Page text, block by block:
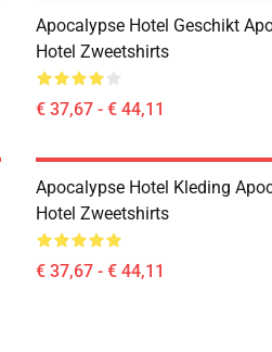
Apocalypse Hotel Geschikt
Hotel Zweetshirts
€ 37,67 - € 44,11
Apocalypse Hotel Kleding
Hotel Zweetshirts
€ 37,67 - € 44,11